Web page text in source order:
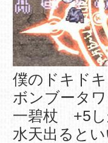
僕のドキド
ボンブータワ
一碧杖 +5し
水天出るとい